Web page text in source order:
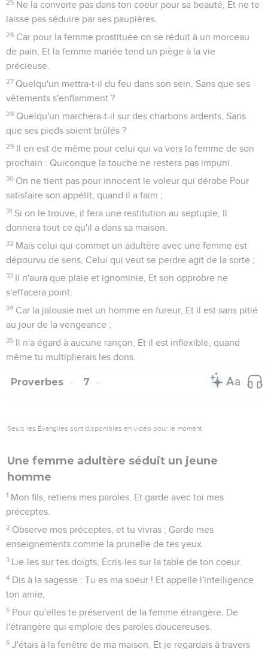
25 Ne la convoite pas dans ton coeur pour sa beauté, Et ne te
laisse pas séduire par ses paupières.
26 Car pour la femme prostituée on se réduit à un morceau
de pain, Et la femme mariée tend un piège à la vie
précieuse.
27 Quelqu'un mettra-t-il du feu dans son sein, Sans que ses
vêtements s'enflamment ?
28 Quelqu'un marchera-t-il sur des charbons ardents, Sans
que ses pieds soient brûlés ?
29 Il en est de même pour celui qui va vers la femme de son
prochain : Quiconque la touche ne restera pas impuni.
30 On ne tient pas pour innocent le voleur qui dérobe Pour
satisfaire son appétit, quand il a faim ;
31 Si on le trouve, il fera une restitution au septuple, Il
donnera tout ce qu'il a dans sa maison.
32 Mais celui qui commet un adultère avec une femme est
dépourvu de sens, Celui qui veut se perdre agit de la sorte ;
33 Il n'aura que plaie et ignominie, Et son opprobre ne
s'effacera point.
34 Car la jalousie met un homme en fureur, Et il est sans pitié
au jour de la vengeance ;
35 Il n'a égard à aucune rançon, Et il est inflexible, quand
même tu multiplierais les dons.
Proverbes 7
Seuls les Évangiles sont disponibles en vidéo pour le moment.
Une femme adultère séduit un jeune
homme
1 Mon fils, retiens mes paroles, Et garde avec toi mes
préceptes.
2 Observe mes préceptes, et tu vivras ; Garde mes
enseignements comme la prunelle de tes yeux.
3 Lie-les sur tes doigts, Écris-les sur la table de ton coeur.
4 Dis à la sagesse : Tu es ma soeur ! Et appelle l'intelligence
ton amie,
5 Pour qu'elles te préservent de la femme étrangère, De
l'étrangère qui emploie des paroles doucereuses.
6 J'étais à la fenêtre de ma maison, Et je regardais à travers